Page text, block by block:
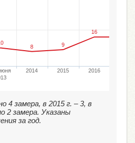
8 9
16
2014 2015 2016
4 замера, в 2015 г. – 3, в
2 замера. Указаны
за год.